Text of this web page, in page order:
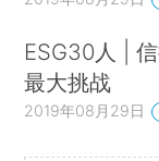
据wind可统计基金
ETF基金管理人先
ESG30人 |
最大挑战
2019年08月29日